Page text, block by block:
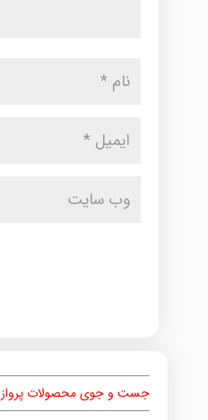
جست و جوی محصولات پرواز